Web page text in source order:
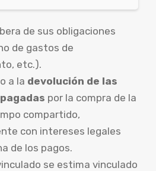
de sus obligaciones
de gastos de
etc.).
a la devolución de las
por la compra de la
compartido,
con intereses legales
de los pagos.
se estima vinculado